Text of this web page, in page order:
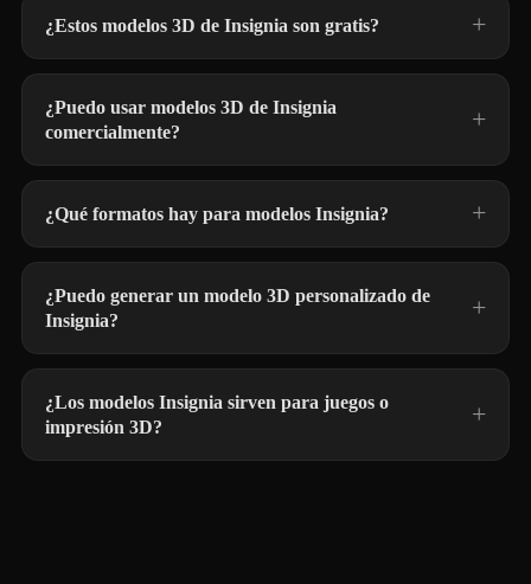
¿Estos modelos 3D de Insignia son gratis?
¿Puedo usar modelos 3D de Insignia
comercialmente?
¿Qué formatos hay para modelos Insignia?
¿Puedo generar un modelo 3D personalizado de
Insignia?
¿Los modelos Insignia sirven para juegos o
impresión 3D?